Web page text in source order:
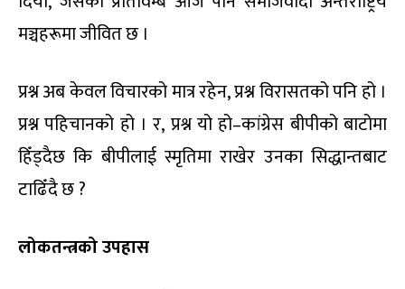
मञ्चहरूमा जीवित छ ।
प्रश्न अब केवल विचारको मात्र रहेन,प्रश्न विरासतको पनि हो ।
प्रश्न पहिचानको हो । र, प्रश्न यो हो–कांग्रेस बीपीको बाटोमा
हिँड्दैछ कि बीपीलाई स्मृतिमा राखेर उनका सिद्धान्तबाट
टाढिँदै छ?
लोकतन्त्रको उपहास